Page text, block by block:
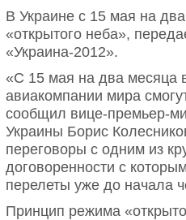
В Украине с 15 мая на
«открытого неба»,
«Украина-2012».
«С 15 мая на два месяца
авиакомпании мира
сообщил вице-премьер-
Украины Борис
переговоры с одним из
договоренности с
перелеты уже до начала
Принцип режима